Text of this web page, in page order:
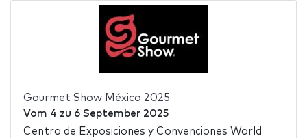
Gourmet Show México 2025
Vom 4 zu 6 September 2025
Centro de Exposiciones y Convenciones World